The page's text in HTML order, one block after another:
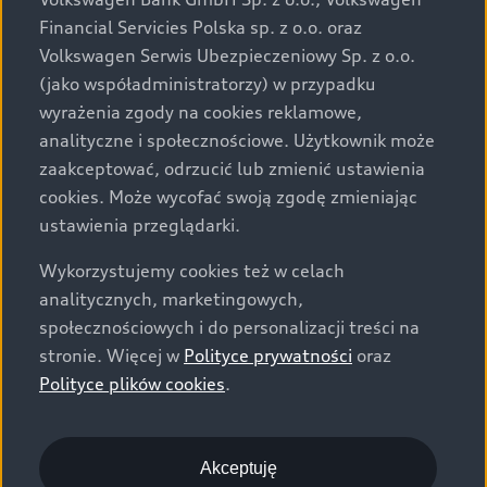
za dopłatą. Wiążące ustalenie ceny, wyposażenia i
specyfikacji pojazdu następują w umowie sprzedaży, a
określenie parametrów technicznych zawiera
świadectwo homologacji typu pojazdu. Zastrzegamy
sobie prawo do zmian i pomyłek. Wszelkie informacje
prezentowane na stronie są aktualne na dzień ich
zamieszczania. W celu uzyskania najnowszych
informacji prosimy kontaktować się z Partnerem Marki
Audi.
Wszystkie produkowane obecnie samochody marki Audi
są wykonywane z materiałów spełniających pod
względem możliwości odzysku i recyklingu wymagania
określone w normie ISO 22628 i są zgodne z
europejskimi świadectwami homologacji wydanymi wg
o.o. podlega obowiązkowi zapewnienia wszystkim
użytkownikom samochodów marki Volkswagen sieci
Financial Servicies Polska sp. z o.o. oraz
Volkswagen Serwis Ubezpieczeniowy Sp. z o.o.
(jako współadministratorzy) w przypadku
wyrażenia zgody na cookies reklamowe,
analityczne i społecznościowe. Użytkownik może
zaakceptować, odrzucić lub zmienić ustawienia
cookies. Może wycofać swoją zgodę zmieniając
ustawienia przeglądarki.
Wykorzystujemy cookies też w celach
analitycznych, marketingowych,
społecznościowych i do personalizacji treści na
stronie. Więcej w Polityce prywatności oraz
Polityce plików cookies.
Akceptuję